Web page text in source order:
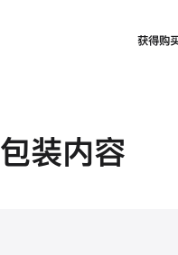
获得购
包装内容